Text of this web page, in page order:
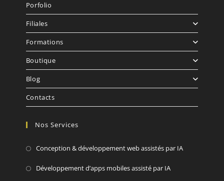
Porfolio
Filiales
Formations
Boutique
Blog
Contacts
Nos Services
Conception & développement web assistés par IA
Développement d’apps mobiles assisté par IA